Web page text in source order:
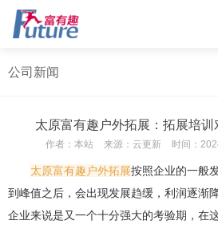
公司新闻
太原富有趣户外拓展：拓展培
作者： 本站 来源： 云更新 时间：
太原富有趣户外拓展按照企业的一般
到峰值之后，会出现发展趋缓，利润逐渐
企业来说是又一个十分强大的考验期，在